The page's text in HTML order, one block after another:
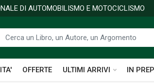
DI AUTOMOBILISMO E MOTOCICLISMO
OFFERTE ULTIMI ARRIVI IN